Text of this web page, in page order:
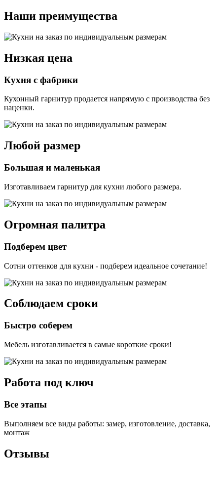
Наши преимущества
Низкая цена
Кухня с фабрики
Кухонный гарнитур продается напрямую с производства без
наценки.
Любой размер
Большая и маленькая
Изготавливаем гарнитур для кухни любого размера.
Огромная палитра
Подберем цвет
Сотни оттенков для кухни - подберем идеальное сочетание!
Соблюдаем сроки
Быстро соберем
Мебель изготавливается в самые короткие сроки!
Работа под ключ
Все этапы
Выполняем все виды работы: замер, изготовление, доставка,
монтаж
Отзывы